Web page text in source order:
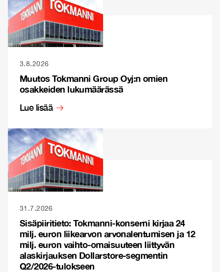
3.8.2026
Muutos Tokmanni Group Oyj:n omien
osakkeiden lukumäärässä
Lue lisää
31.7.2026
Sisäpiiritieto: Tokmanni-konserni kirjaa 24
milj. euron liikearvon arvonalentumisen ja 12
milj. euron vaihto-omaisuuteen liittyvän
alaskirjauksen Dollarstore-segmentin
Q2/2026-tulokseen